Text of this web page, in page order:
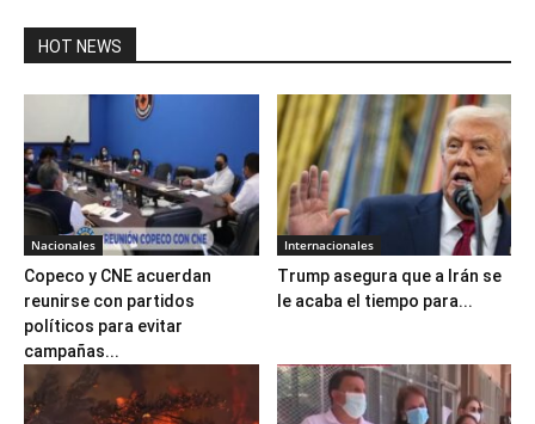
HOT NEWS
Nacionales
Copeco y CNE acuerdan
reunirse con partidos
políticos para evitar
campañas...
Internacionales
Trump asegura que a Irán se
le acaba el tiempo para...